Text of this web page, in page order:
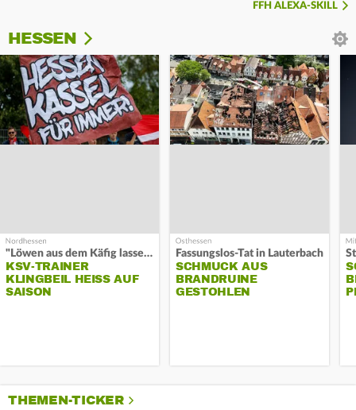
FFH ALEXA-SKILL
HESSEN
"Löwen aus dem Käfig lassen"
KSV-TRAINER
KLINGBEIL HEISS AUF S
AISON
Fassungslos-Tat in Lauterbach
SCHMUCK AUS
BRANDRUINE
GESTOHLEN
THEMEN-TICKER